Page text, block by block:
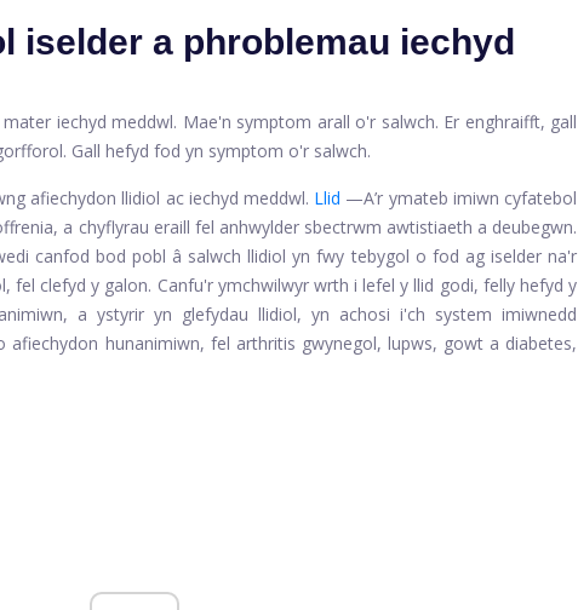
iselder a phroblemau iechyd
iechyd meddwl. Mae'n symptom arall o'r salwch. Er enghraifft, gall
Gall hefyd fod yn symptom o'r salwch.
afiechydon llidiol ac iechyd meddwl. Llid —A’r ymateb imiwn cyfatebol
a chyflyrau eraill fel anhwylder sbectrwm awtistiaeth a deubegwn.
canfod bod pobl â salwch llidiol yn fwy tebygol o fod ag iselder na'r
fel clefyd y galon. Canfu'r ymchwilwyr wrth i lefel y llid godi, felly hefyd y
a ystyrir yn glefydau llidiol, yn achosi i'ch system imiwnedd
afiechydon hunanimiwn, fel arthritis gwynegol, lupws, gowt a diabetes,